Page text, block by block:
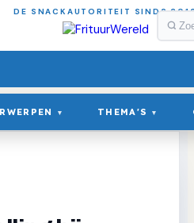
DE SNACKAUTORITEIT SINDS
▾ THEMA'S ▾